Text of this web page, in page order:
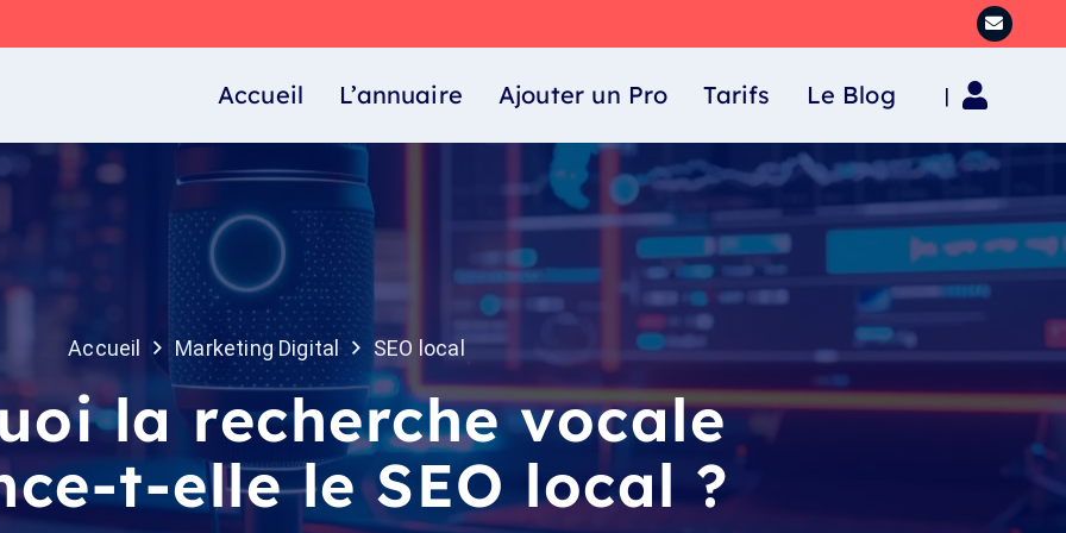
Accueil L’annuaire Ajouter un Pro Tarifs Le Blog |
Accueil Marketing Digital SEO local
la recherche vocale
t-elle le SEO local ?